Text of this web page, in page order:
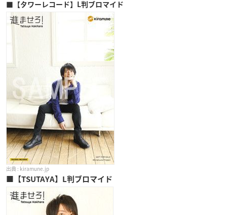
■【タワーレコード】L判ブロマイド
kiramune.jp
■【TSUTAYA】L判ブロマイド